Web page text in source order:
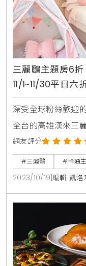
三麗鷗主題房6
11/1~11/30平日
深受全球粉絲歡迎
全台的高雄漢來三
日生日到來，11/
享有主題房完整禮
禮盒，預計從10/
名八個明星IP，全
主題房風格不同
網友評分
#三麗鷗 #卡通
2023/10/19 編輯 凱